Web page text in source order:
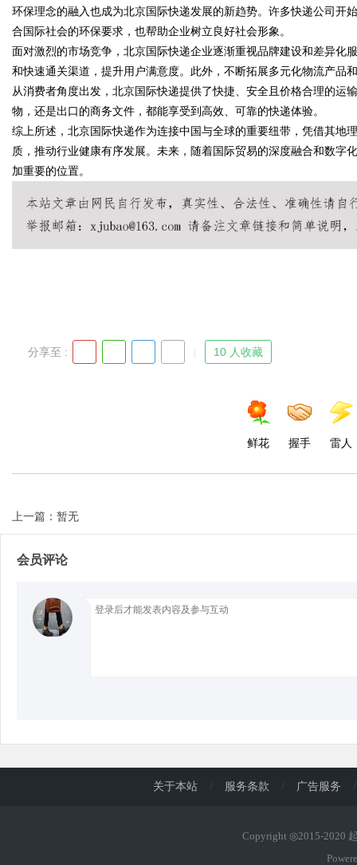
!
环保理念的融入也成为北京国际快递发展的新趋势。许多快递公司开
合国际社会的环保要求，也帮助企业树立良好社会形象。
面对激烈的市场竞争，北京国际快递企业逐渐重视品牌建设和差异化
和快速通关渠道，提升用户满意度。此外，不断拓展多元化物流产品
从消费者角度出发，北京国际快递提供了快捷、安全且价格合理的运
物，还是出口的商务文件，都能享受到高效、可靠的快递体验。
综上所述，北京国际快递作为连接中国与全球的重要纽带，凭借其地
质，推动行业健康有序发展。未来，随着国际贸易的深度融合和数字
加重要的位置。
分享至 : 10 人收藏
鲜花 握手 雷人
上一篇：暂无
会员评论
关于本站 / 服务条款 / 广告服务 /
Copyright ◎2015-2020